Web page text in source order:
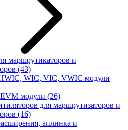
маршрутикаторов и
(43)
WIC, VIC, VWIC модули
модули (26)
для маршрутизаторов и
(16)
аплинка и